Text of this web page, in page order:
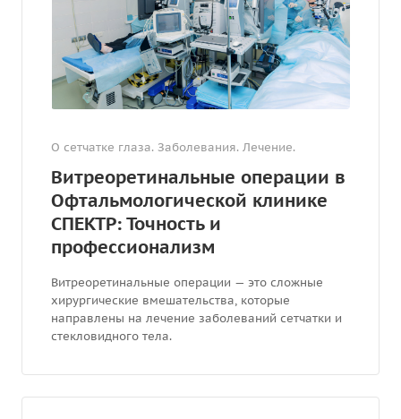
О сетчатке глаза. Заболевания. Лечение.
Витреоретинальные операции в
Офтальмологической клинике
СПЕКТР: Точность и
профессионализм
Витреоретинальные операции — это сложные
хирургические вмешательства, которые
направлены на лечение заболеваний сетчатки и
стекловидного тела.